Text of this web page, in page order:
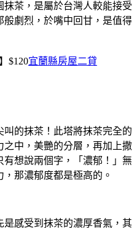
茶，是屬於台灣人較能接受
劇烈，於嘴中回甘，是值得
$120宜蘭縣房屋二貸
的抹茶！此塔將抹茶完全的
中，美艷的分層，再加上撒
想說兩個字，「濃郁！」無
那濃郁度都是極高的。
感受到抹茶的濃厚香氣，其